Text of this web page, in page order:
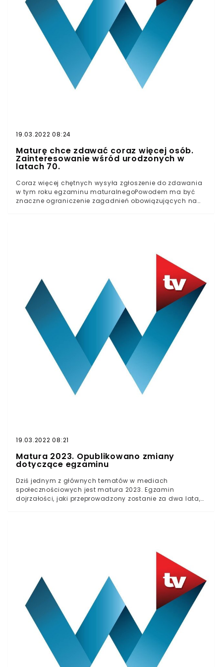
frazy związane z "Lalką" Bolesława Prusa, w
szczególności: "Lalka ambicja", ale także: "motyw
ambicji", "Wokulski" oraz "ambicja w lekturach".Wiele
wskazuje na to, że doszło do przecieku tematu, jako że
jeden z możliwych tematów tegorocznej rozprawki
maturalnej faktycznie miał dotyczyć właśnie motywu
ambicji w regularnie powracającej na egzaminie
powieści Prusa.
19.03.2022 08:24
Maturę chce zdawać coraz więcej osób.
Zainteresowanie wśród urodzonych w
latach 70.
Coraz więcej chętnych wysyła zgłoszenie do zdawania
w tym roku egzaminu maturalnegoPowodem ma być
znaczne ograniczenie zagadnień obowiązujących na
19.03.2022 08:21
Matura 2023. Opublikowano zmiany
dotyczące egzaminu
Dziś jednym z głównych tematów w mediach
społecznościowych jest matura 2023. Egzamin
dojrzałości, jaki przeprowadzony zostanie za dwa lata,